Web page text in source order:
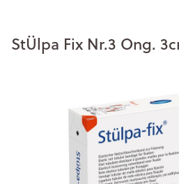
StÜlpa Fix Nr.3 Ong.